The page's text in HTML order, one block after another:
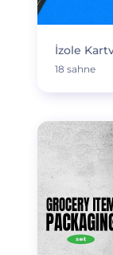
İzole
18 sahne